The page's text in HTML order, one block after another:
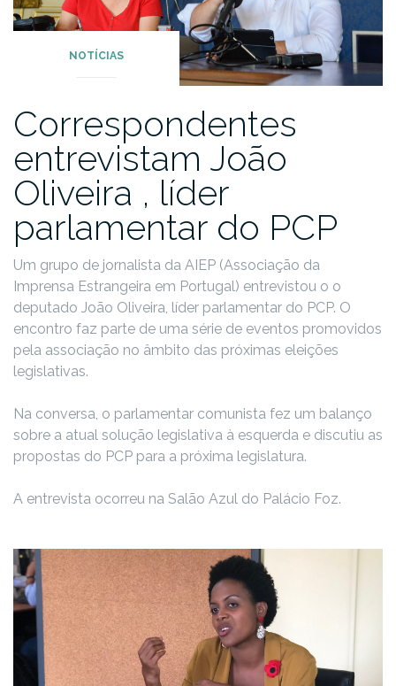
NOTÍCIAS
Correspondentes
entrevistam João
Oliveira , líder
parlamentar do PCP
Um grupo de jornalista da AIEP (Associação da
Imprensa Estrangeira em Portugal) entrevistou o o
deputado João Oliveira, líder parlamentar do PCP. O
encontro faz parte de uma série de eventos promovidos
pela associação no âmbito das próximas eleições
legislativas.
Na conversa, o parlamentar comunista fez um balanço
sobre a atual solução legislativa à esquerda e discutiu as
propostas do PCP para a próxima legislatura.
A entrevista ocorreu na Salão Azul do Palácio Foz.